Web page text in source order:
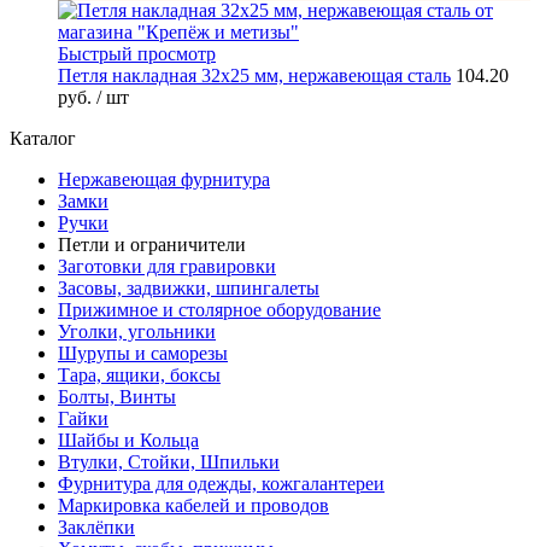
Быстрый просмотр
Петля накладная 32х25 мм, нержавеющая сталь 104.20
руб. / шт
Каталог
Нержавеющая фурнитура
Замки
Ручки
Петли и ограничители
Заготовки для гравировки
Засовы, задвижки, шпингалеты
Прижимное и столярное оборудование
Уголки, угольники
Шурупы и саморезы
Тара, ящики, боксы
Болты, Винты
Гайки
Шайбы и Кольца
Втулки, Стойки, Шпильки
Фурнитура для одежды, кожгалантереи
Маркировка кабелей и проводов
Заклёпки